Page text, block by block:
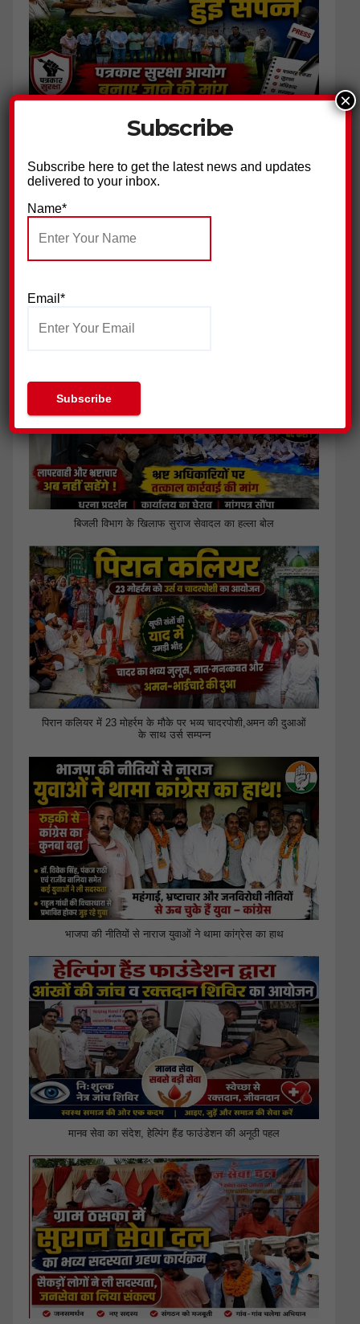
मांग
सुराज सेवा दल ने निकाली युवा न्याय यात्रा,किया प्रदर्शन
बिजली विभाग के खिलाफ सुराज सेवादल का हल्ला बोल
पिरान कलियर में 23 मोहर्रम के मौके पर भव्य चादरपोशी,अमन की दुआओं
के साथ उर्स सम्पन्न
भाजपा की नीतियों से नाराज युवाओं ने थामा कांग्रेस का हाथ
मानव सेवा का संदेश, हेल्पिंग हैंड फाउंडेशन की अनूठी पहल
Subscribe
Subscribe here to get the latest news and updates
delivered to your inbox.
Name*
Email*
×